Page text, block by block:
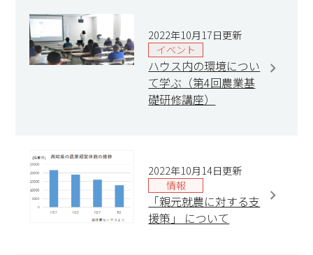
2022年10月17日更新
イベント
ハウス内の環境につい
て学ぶ（第4回農業基
礎研修講座）
2022年10月14日更新
情報
「親元就農に対する支
援策」 について